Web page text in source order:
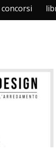
concorsi